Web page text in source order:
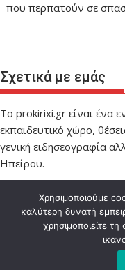
που περπατούν σε
Σχετικά με εμάς
Το prokirixi.gr είναι ένα
εκπαιδευτικό χώρο,
γενική ειδησεογραφία
Ηπείρου.
Χρησιμοποιούμε
καλύτερη δυνατή
χρησιμοποιείτε